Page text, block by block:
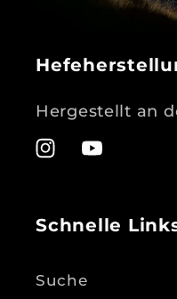
Hergestellt an
InstagramYouTube
Schnelle
Suche